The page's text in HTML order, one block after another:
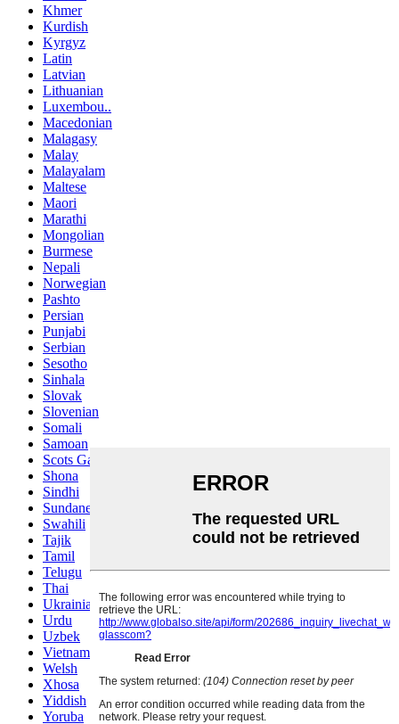
Khmer
Kurdish
Kyrgyz
Latin
Latvian
Lithuanian
Luxembou..
Macedonian
Malagasy
Malay
Malayalam
Maltese
Maori
Marathi
Mongolian
Burmese
Nepali
Norwegian
Pashto
Persian
Punjabi
Serbian
Sesotho
Sinhala
Slovak
Slovenian
Somali
Samoan
Scots Gaelic
Shona
Sindhi
Sundanese
Swahili
Tajik
Tamil
Telugu
Thai
Ukrainian
Urdu
Uzbek
Vietnamese
Welsh
Xhosa
Yiddish
Yoruba